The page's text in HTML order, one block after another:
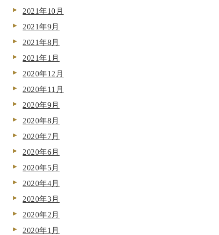
2021年10月
2021年9月
2021年8月
2021年1月
2020年12月
2020年11月
2020年9月
2020年8月
2020年7月
2020年6月
2020年5月
2020年4月
2020年3月
2020年2月
2020年1月